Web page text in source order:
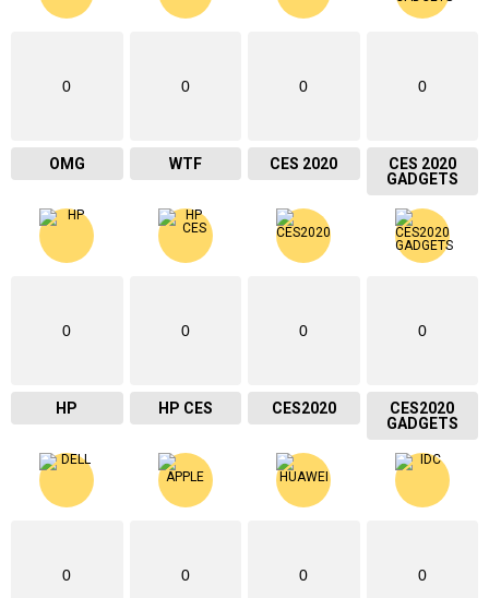
0
OMG
0
WTF
0
CES 2020
0
CES 2020
GADGETS
0
HP
0
HP CES
0
CES2020
0
CES2020
GADGETS
0 0 0 0